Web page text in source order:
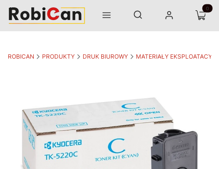
Menu Otwórz wyszukiwarkę
Szukaj Zaloguj się Koszyk
ROBICAN PRODUKTY DRUK BIUROWY MATERIAŁY